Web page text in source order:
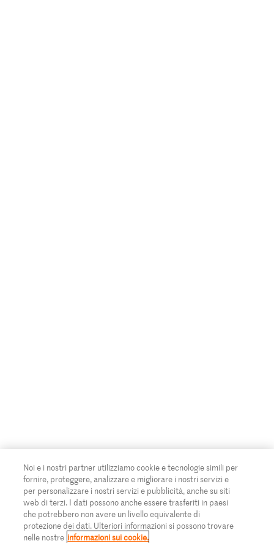
Noi e i nostri partner utilizziamo cookie e tecnologie simili per
fornire, proteggere, analizzare e migliorare i nostri servizi e
per personalizzare i nostri servizi e pubblicità, anche su siti
web di terzi. I dati possono anche essere trasferiti in paesi
che potrebbero non avere un livello equivalente di
protezione dei dati. Ulteriori informazioni si possono trovare
nelle nostre informazioni sui cookie.